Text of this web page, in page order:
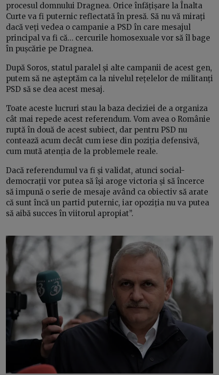
procesul domnului Dragnea. Orice înfățișare la Înalta
Curte va fi puternic reflectată în presă. Să nu vă mirați
dacă veți vedea o campanie a PSD în care mesajul
principal va fi că… cercurile homosexuale vor să îl bage
în pușcărie pe Dragnea.
După Soros, statul paralel și alte campanii de acest gen,
putem să ne așteptăm ca la nivelul rețelelor de militanți
PSD să se dea acest mesaj.
Toate aceste lucruri stau la baza deciziei de a organiza
cât mai repede acest referendum. Vom avea o Românie
ruptă în două de acest subiect, dar pentru PSD nu
contează acum decât cum iese din poziția defensivă,
cum mută atenția de la problemele reale.
Dacă referendumul va fi și validat, atunci social-
democrații vor putea să își aroge victoria și să încerce
să impună o serie de mesaje având ca obiectiv să arate
că sunt încă un partid puternic, iar opoziția nu va putea
să aibă succes în viitorul apropiat”.